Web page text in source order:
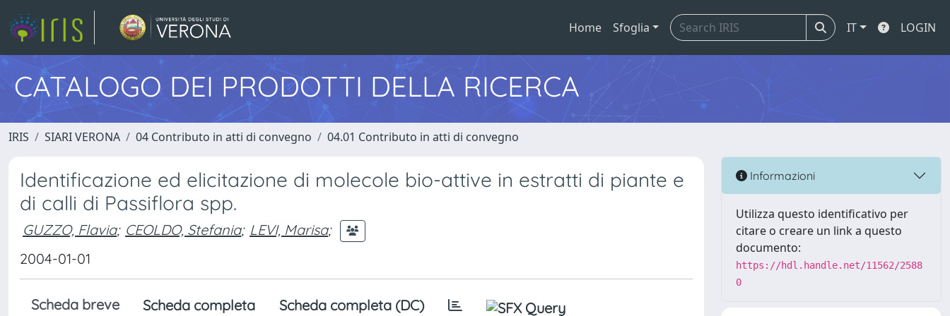
Home Sfoglia IT LOGIN
CATALOGO DEI PRODOTTI DELLA RICERCA
IRIS SIARI VERONA 04 Contributo in atti di convegno 04.01 Contributo in atti di convegno
Identificazione ed elicitazione di molecole bio-attive in estratti di piante e
di calli di Passiflora spp.
GUZZO, Flavia; CEOLDO, Stefania; LEVI, Marisa;
2004-01-01
Scheda breve Scheda completa Scheda completa (DC)
Informazioni
Utilizza questo identificativo per
citare o creare un link a questo
documento:
https://hdl.handle.net/11562/2588
0